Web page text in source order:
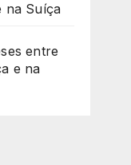
na Suíça
entre
e na